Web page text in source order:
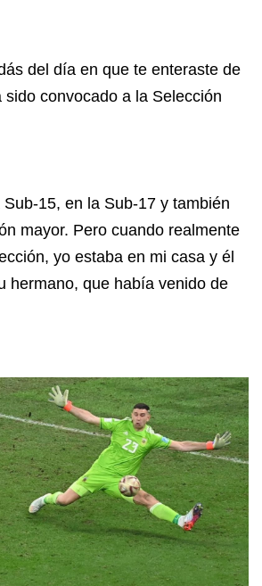
del día en que te enteraste de
convocado a la Selección
15, en la Sub-17 y también
mayor. Pero cuando realmente
yo estaba en mi casa y él
hermano, que había venido de